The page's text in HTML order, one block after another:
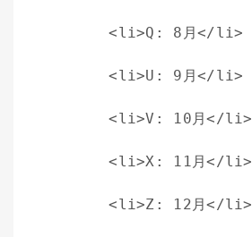
    <li>Q: 8月</li>
    <li>U: 9月</li>
    <li>V: 10月</li>
    <li>X: 11月</li>
    <li>Z: 12月</li>